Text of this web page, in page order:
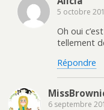
5 octobre
Oh oui
tellement
Répondre
6 septembre